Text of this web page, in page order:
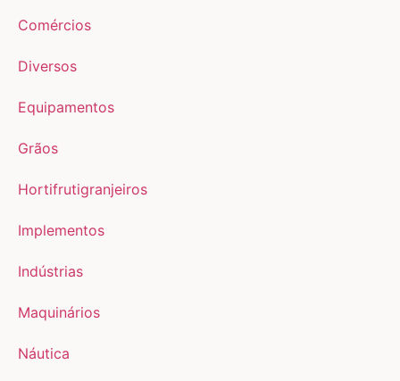
Comércios
Diversos
Equipamentos
Grãos
Hortifrutigranjeiros
Implementos
Indústrias
Maquinários
Náutica